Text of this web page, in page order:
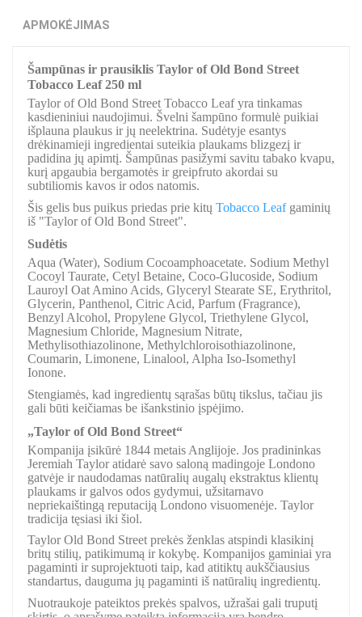
APMOKĖJIMAS
Šampūnas ir prausiklis Taylor of Old Bond Street
Tobacco Leaf 250 ml
Taylor of Old Bond Street Tobacco Leaf yra tinkamas
kasdieniniui naudojimui. Švelni šampūno formulė puikiai
išplauna plaukus ir jų neelektrina. Sudėtyje esantys
drėkinamieji ingredientai suteikia plaukams blizgezį ir
padidina jų apimtį. Šampūnas pasižymi savitu tabako kvapu,
kurį apgaubia bergamotės ir greipfruto akordai su
subtiliomis kavos ir odos natomis.
Šis gelis bus puikus priedas prie kitų Tobacco Leafgaminių
iš "Taylor of Old Bond Street".
Sudėtis
Aqua (Water), Sodium Cocoamphoacetate. Sodium Methyl
Cocoyl Taurate, Cetyl Betaine, Coco-Glucoside, Sodium
Lauroyl Oat Amino Acids, Glyceryl Stearate SE, Erythritol,
Glycerin, Panthenol, Citric Acid, Parfum (Fragrance),
Benzyl Alcohol, Propylene Glycol, Triethylene Glycol,
Magnesium Chloride, Magnesium Nitrate,
Methylisothiazolinone, Methylchloroisothiazolinone,
Coumarin, Limonene, Linalool, Alpha Iso-Isomethyl
Ionone.
Stengiamės, kad ingredientų sąrašas būtų tikslus, tačiau jis
gali būti keičiamas be išankstinio įspėjimo.
„Taylor of Old Bond Street“
Kompanija įsikūrė 1844 metais Anglijoje. Jos pradininkas
Jeremiah Taylor atidarė savo saloną madingoje Londono
gatvėje ir naudodamas natūralių augalų ekstraktus klientų
plaukams ir galvos odos gydymui, užsitarnavo
nepriekaištingą reputaciją Londono visuomenėje. Taylor
tradicija tęsiasi iki šiol.
Taylor Old Bond Street prekės ženklas atspindi klasikinį
britų stilių, patikimumą ir kokybę. Kompanijos gaminiai yra
pagaminti ir suprojektuoti taip, kad atitiktų aukščiausius
standartus, dauguma jų pagaminti iš natūralių ingredientų.
Nuotraukoje pateiktos prekės spalvos, užrašai gali truputį